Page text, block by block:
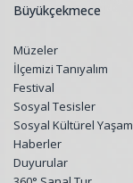
Büyükçekmece
Müzeler
İlçemizi Tanıyalım
Festival
Sosyal Tesisler
Sosyal Kültürel Yaşam
Haberler
Duyurular